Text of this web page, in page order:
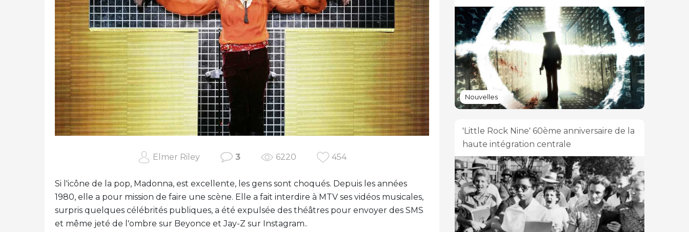
Elmer Riley 3 6220 454
Si l'icône de la pop, Madonna, est excellente, les gens sont choqués. Depuis les années
1980, elle a pour mission de faire une scène. Elle a fait interdire à MTV ses vidéos musicales,
surpris quelques célébrités publiques, a été expulsée des théâtres pour envoyer des SMS
et même jeté de l'ombre sur Beyonce et Jay-Z sur Instagram..
Nouvelles
'Little Rock Nine' 60ème anniversaire de la
haute intégration centrale